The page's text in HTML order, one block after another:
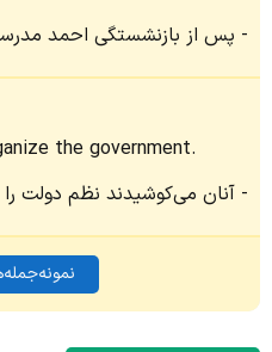
پس از بازنشستگی احمد
the government.
آنان می‌کوشیدند نظم دولت را